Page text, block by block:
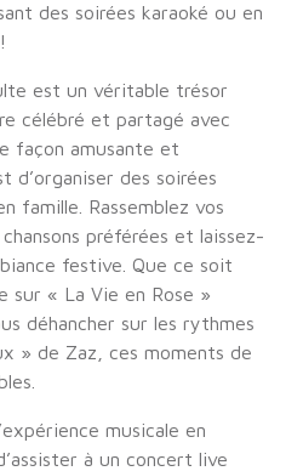
des soirées karaoké ou en
est un véritable trésor
célébré et partagé avec
façon amusante et
d’organiser des soirées
famille. Rassemblez vos
préférées et laissez-
festive. Que ce soit
« La Vie en Rose »
déhancher sur les rythmes
» de Zaz, ces moments de
musicale en
à un concert live